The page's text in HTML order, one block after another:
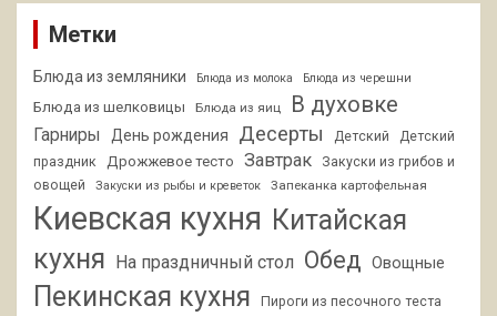
Метки
Блюда из земляники Блюда из молока Блюда из черешни
Блюда из шелковицы Блюда из яиц В духовке
Гарниры День рождения Десерты Детский
Детский
праздник
Дрожжевое тесто Завтрак
Закуски из грибов и
овощей
Закуски из рыбы и креветок Запеканка картофельная
Киевская кухня Китайская
кухня
На праздничный стол Обед Овощные
Пекинская кухня Пироги из песочного теста